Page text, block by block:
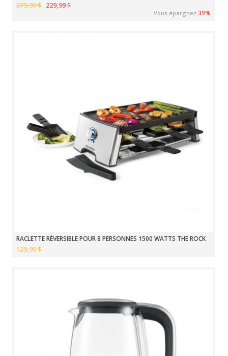
379,99 $ 229,99 $
Vous épargnez39%
RACLETTE RÉVERSIBLE POUR 8 PERSONNES 1500 WATTS THE ROCK
129,99 $